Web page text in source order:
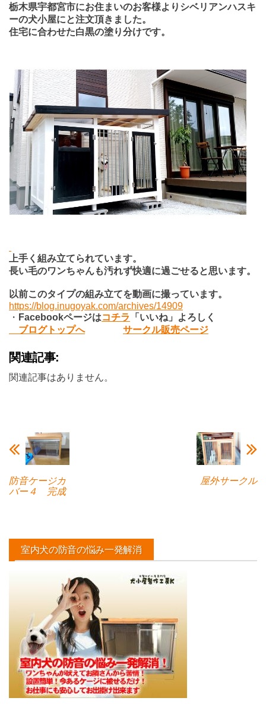
栃木県宇都宮市にお住まいのお客様よりシベリアンハスキ
ーの犬小屋にと注文頂きました。
住宅に合わせた白黒の塗り分けです。
上手く組み立てられています。
長い毛のワンちゃんも汚れず快適に過ごせると思います。
以前このタイプの組み立てを動画に撮っています。
https://blog.inugoyak.com/archives/14909
・ Facebookページはコチラ
「いいね」よろしく
ブログトップへ
サークル販売ページ
関連記事:
関連記事はありません。
防音ケージカ
バー４ 完成
屋外サークル
室内犬の防音の悩み一発解消